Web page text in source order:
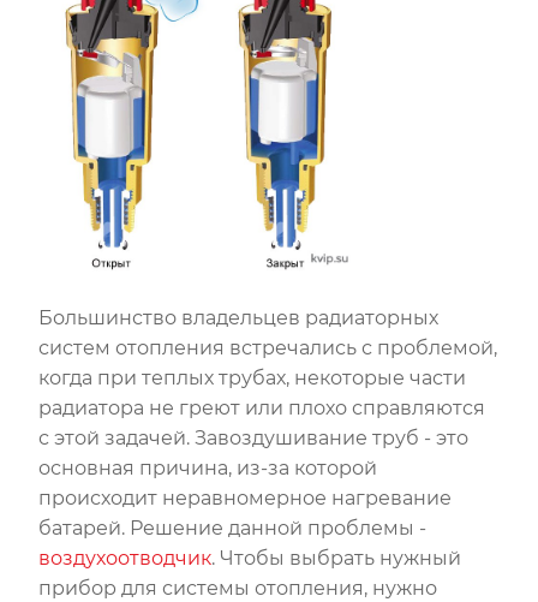
Большинство владельцев радиаторных
систем отопления встречались с проблемой,
когда при теплых трубах, некоторые части
радиатора не греют или плохо справляются
с этой задачей. Завоздушивание труб - это
основная причина, из-за которой
происходит неравномерное нагревание
батарей. Решение данной проблемы -
воздухоотводчик. Чтобы выбрать нужный
прибор для системы отопления, нужно